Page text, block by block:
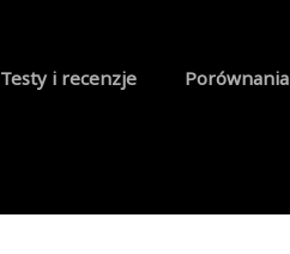
Testy i recenzje Porównania